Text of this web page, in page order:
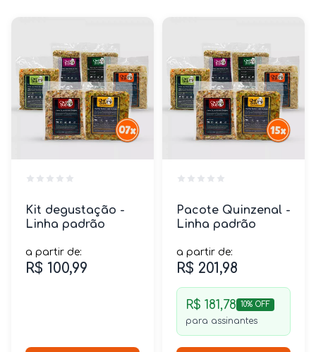
Kit degustação -
Linha padrão
a partir de:
R$ 100,99
Pacote Quinzenal -
Linha padrão
a partir de:
R$ 201,98
R$ 181,78 10% OFF
para assinantes